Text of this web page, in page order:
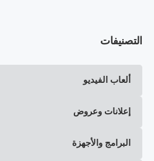
التصنيفات
ألعاب الفيديو
إعلانات وعروض
البرامج والأجهزة